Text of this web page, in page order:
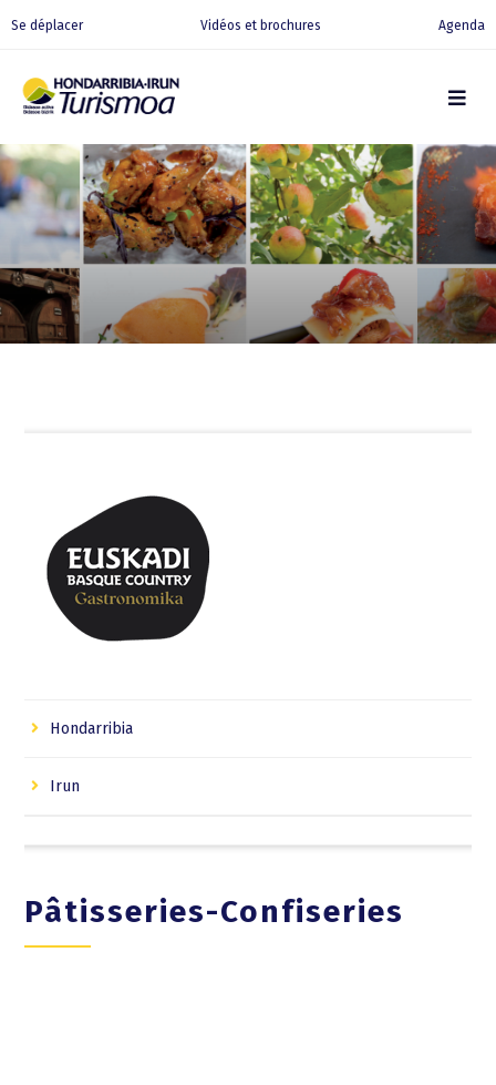
Se déplacer Vidéos et brochures Agenda
Hondarribia
Irun
Pâtisseries-Confiseries